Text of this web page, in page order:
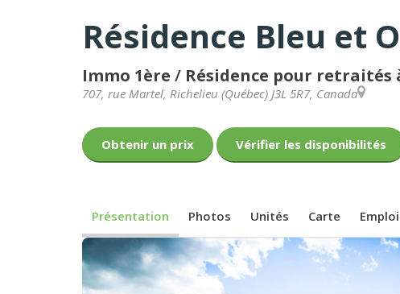
Résidence Bleu et
Immo 1ère / Résidence pour retraités
707, rue Martel, Richelieu (Québec) J3L 5R7, Canada
Obtenir un prix Vérifier les disponibilités
Présentation Photos Unités Carte